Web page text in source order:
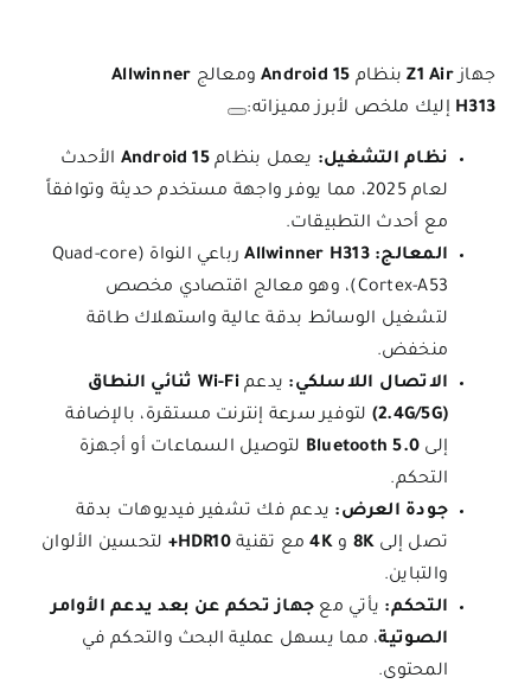
جهازZ1 Airبنظام Android 15ومعالج Allwinner
H313 إليك ملخص لأبرز مميزاته:
نظام التشغيل: يعمل بنظامAndroid 15 الأحدث
لعام 2025، مما يوفر واجهة مستخدم حديثة وتوافقاً
مع أحدث التطبيقات.
المعالج: Allwinner H313
رباعي النواة (Quad-core
Cortex-A53)، وهو معالج اقتصادي مخصص
لتشغيل الوسائط بدقة عالية واستهلاك طاقة
منخفض.
الاتصال اللاسلكي: يدعم
Wi-Fi ثنائي النطاق
(2.4G/5G)
لتوفير سرعة إنترنت مستقرة، بالإضافة
إلى Bluetooth 5.0 لتوصيل السماعات أو أجهزة
التحكم.
جودة العرض: يدعم فك تشفير فيديوهات بدقة
تصل إلى 8K و4Kمع تقنيةHDR10+
لتحسين الألوان
والتباين.
التحكم: يأتي مع جهاز تحكم عن بعد يدعم الأوامر
الصوتية، مما يسهل عملية البحث والتحكم في
المحتوى.